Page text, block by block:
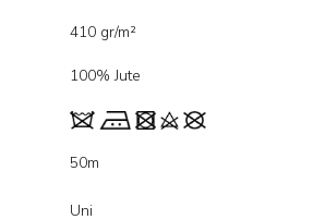
410 gr/m²
100% Jute
50m
Uni